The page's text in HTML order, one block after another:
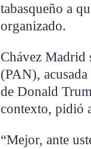
tabasqueño a
organizado.
Chávez Madrid
(PAN),
de Donald
contexto, pidió
“Mejor, ante